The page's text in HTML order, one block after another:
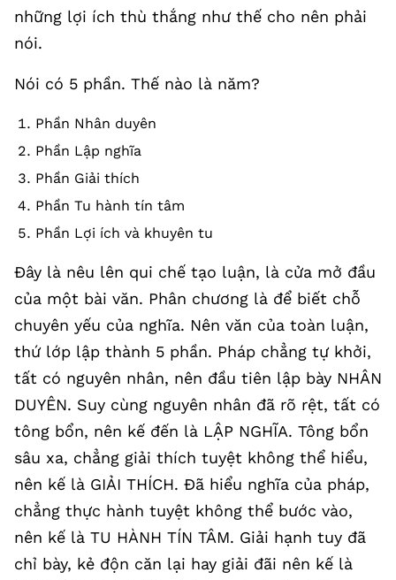
những lợi ích thù thắng như thế cho nên phải
nói.
Nói có 5 phần. Thế nào là năm?
Phần Nhân duyên
Phần Lập nghĩa
Phần Giải thích
Phần Tu hành tín tâm
Phần Lợi ích và khuyên tu
Đây là nêu lên qui chế tạo luận, là cửa mở đầu
của một bài văn. Phân chương là để biết chỗ
chuyên yếu của nghĩa. Nên văn của toàn luận,
thứ lớp lập thành 5 phần. Pháp chẳng tự khởi,
tất có nguyên nhân, nên đầu tiên lập bày NHÂN
DUYÊN. Suy cùng nguyên nhân đã rõ rệt, tất có
tông bổn, nên kế đến là LẬP NGHĨA. Tông bổn
sâu xa, chẳng giải thích tuyệt không thể hiểu,
nên kế là GIẢI THÍCH. Đã hiểu nghĩa của pháp,
chẳng thực hành tuyệt không thể bước vào,
nên kế là TU HÀNH TÍN TÂM. Giải hạnh tuy đã
chỉ bày, kẻ độn căn lại hay giải đãi nên kế là